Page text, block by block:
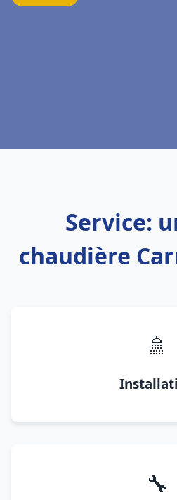
Service:
chaudière
🚿
🔧